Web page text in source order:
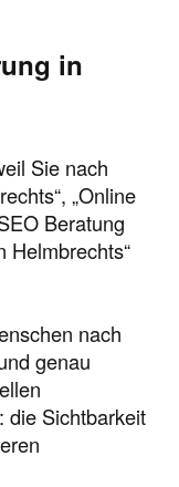
in
Sie nach
„Online
Beratung
Helmbrechts“
nach
genau
die Sichtbarkeit